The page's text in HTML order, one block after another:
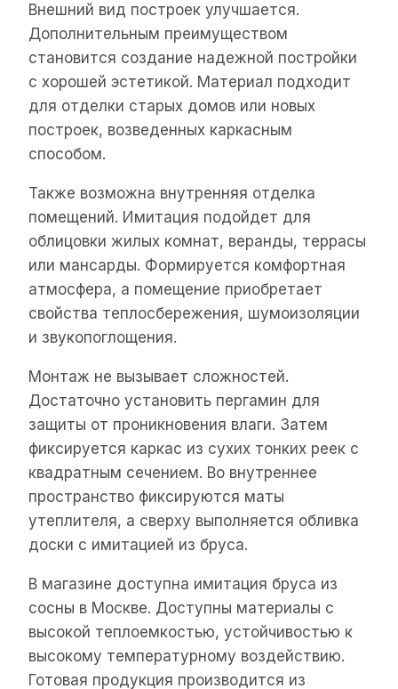
Внешний вид построек улучшается.
Дополнительным преимуществом
становится создание надежной постройки
с хорошей эстетикой. Материал подходит
для отделки старых домов или новых
построек, возведенных каркасным
способом.
Также возможна внутренняя отделка
помещений. Имитация подойдет для
облицовки жилых комнат, веранды, террасы
или мансарды. Формируется комфортная
атмосфера, а помещение приобретает
свойства теплосбережения, шумоизоляции
и звукопоглощения.
Монтаж не вызывает сложностей.
Достаточно установить пергамин для
защиты от проникновения влаги. Затем
фиксируется каркас из сухих тонких реек с
квадратным сечением. Во внутреннее
пространство фиксируются маты
утеплителя, а сверху выполняется обливка
доски с имитацией из бруса.
В магазине доступна имитация бруса из
сосны в Москве. Доступны материалы с
высокой теплоемкостью, устойчивостью к
высокому температурному воздействию.
Готовая продукция производится из